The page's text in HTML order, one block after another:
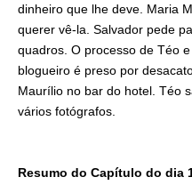
dinheiro que lhe deve. Maria
querer vê-la. Salvador pede
quadros. O processo de Téo
blogueiro é preso por
Maurílio no bar do hotel. Téo
vários fotógrafos.
Resumo do Capítulo do dia